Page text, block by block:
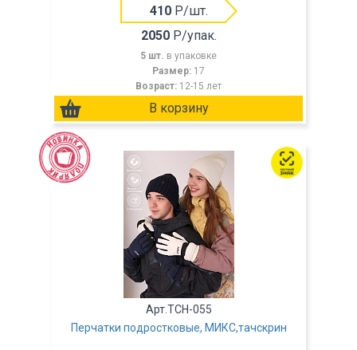
410Р/шт.
2050Р/упак.
5 шт. в упаковке
Размер: 17
Возраст: 12-15 лет
Арт.TCH-055
Перчатки подростковые, МИКС,тачскрин